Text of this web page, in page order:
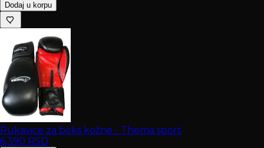
Dodaj u korpu
Rukavice za boks kožne - Thema sport
6.390 RSD